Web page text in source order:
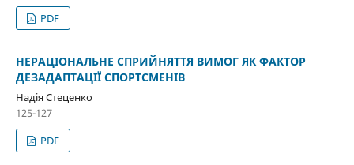
PDF
НЕРАЦІОНАЛЬНЕ СПРИЙНЯТТЯ ВИМОГ ЯК ФАКТОР
ДЕЗАДАПТАЦІЇ СПОРТСМЕНІВ
Надія Стеценко
125-127
PDF